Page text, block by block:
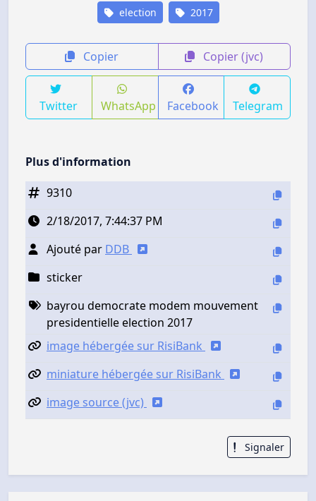
election 2017
Copier Copier (jvc)
Twitter WhatsApp Facebook Telegram
Plus d'information
9310
2/18/2017, 7:44:37 PM
Ajouté par DDB
sticker
bayrou democrate modem mouvement
presidentielle election 2017
image hébergée sur RisiBank
miniature hébergée sur RisiBank
image source (jvc)
Signaler